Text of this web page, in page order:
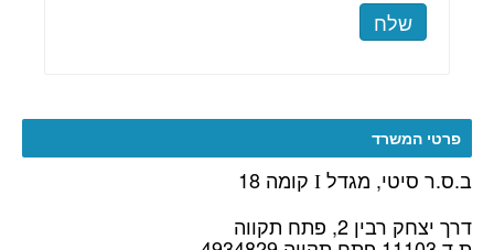
שלח
פרטי המשרד
ב.ס.ר סיטי, מגדל I קומה 18
דרך יצחק רבין 2, פתח תקווה